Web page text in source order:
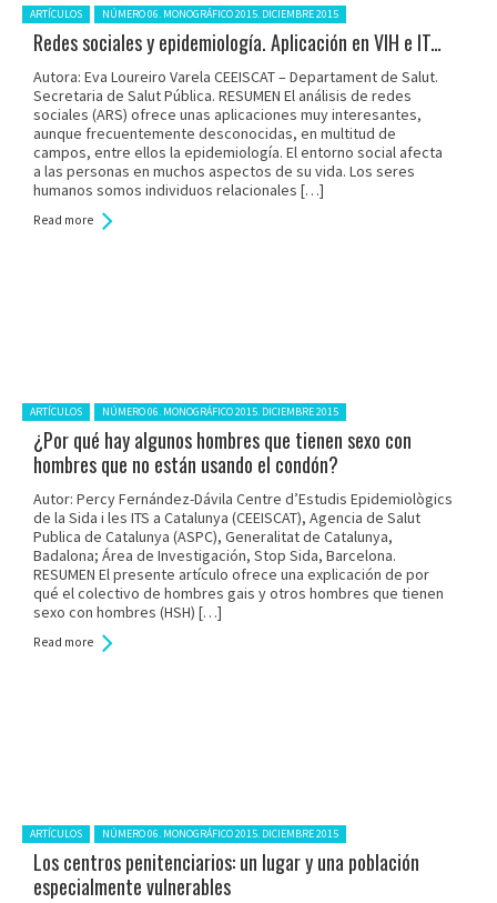
Posted in:
ARTÍCULOS NÚMERO 06. MONOGRÁFICO 2015. DICIEMBRE 2015
Redes sociales y epidemiología. Aplicación en VIH e ITS
Autora: Eva Loureiro Varela CEEISCAT – Departament de Salut.
Secretaria de Salut Pública. RESUMEN El análisis de redes
sociales (ARS) ofrece unas aplicaciones muy interesantes,
aunque frecuentemente desconocidas, en multitud de
campos, entre ellos la epidemiología. El entorno social afecta
a las personas en muchos aspectos de su vida. Los seres
humanos somos individuos relacionales […]
Read more
Posted in:
ARTÍCULOS NÚMERO 06. MONOGRÁFICO 2015. DICIEMBRE 2015
¿Por qué hay algunos hombres que tienen sexo con
hombres que no están usando el condón?
Autor: Percy Fernández-Dávila Centre d’Estudis Epidemiològics
de la Sida i les ITS a Catalunya (CEEISCAT), Agencia de Salut
Publica de Catalunya (ASPC), Generalitat de Catalunya,
Badalona; Área de Investigación, Stop Sida, Barcelona.
RESUMEN El presente artículo ofrece una explicación de por
qué el colectivo de hombres gais y otros hombres que tienen
sexo con hombres (HSH) […]
Read more
Posted in:
ARTÍCULOS NÚMERO 06. MONOGRÁFICO 2015. DICIEMBRE 2015
Los centros penitenciarios: un lugar y una población
especialmente vulnerables